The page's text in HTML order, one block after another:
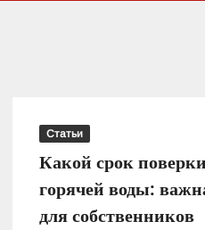
Статьи
Какой срок
горячей воды:
для собственников